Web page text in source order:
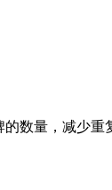
数量，减少